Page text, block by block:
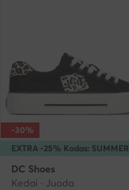
EXTRA -25% Kodas: SUMMER
-30%
DC Shoes
Kedai · Juoda